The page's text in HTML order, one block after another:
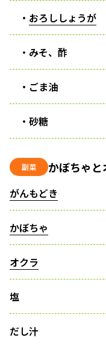
・ おろししょうが
・みそ、酢
・ごま油
・砂糖
副菜 かぼちゃ
がんもどき
かぼちゃ
オクラ
塩
だし汁